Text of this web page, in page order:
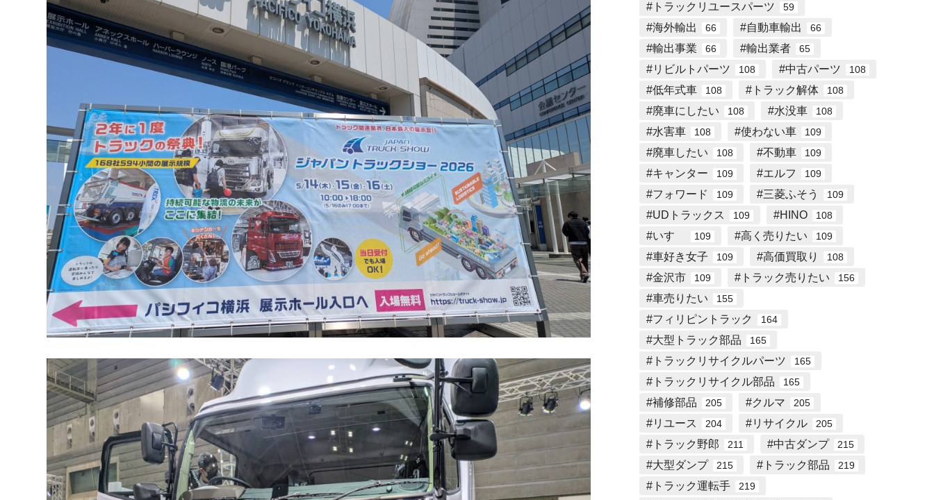
トラックリユースパーツ 59
海外輸出 66 自動車輸出 66
輸出事業 66 輸出業者 65
リビルトパーツ 108 中古パーツ 108
低年式車 108 トラック解体 108
廃車にしたい 108 水没車 108
水害車 108 使わない車 109
廃車したい 108 不動車 109
キャンター 109 エルフ 109
フォワード 109 三菱ふそう 109
UDトラックス 109 HINO 108
いすゞ 109 高く売りたい 109
車好き女子 109 高価買取り 108
金沢市 109 トラック売りたい 156
車売りたい 155
フィリピントラック 164
大型トラック部品 165
トラックリサイクルパーツ 165
トラックリサイクル部品 165
補修部品 205 クルマ 205
リユース 204 リサイクル 205
トラック野郎 211 中古ダンプ 215
大型ダンプ 215 トラック部品 219
トラック運転手 219